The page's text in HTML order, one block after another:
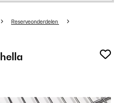
Reserveonderdelen